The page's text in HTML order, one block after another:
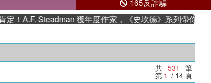
165反詐騙
獲年度作家，《史坎德》系列帶你踏上熱血奇幻
共 531 筆
第 1 / 14 頁